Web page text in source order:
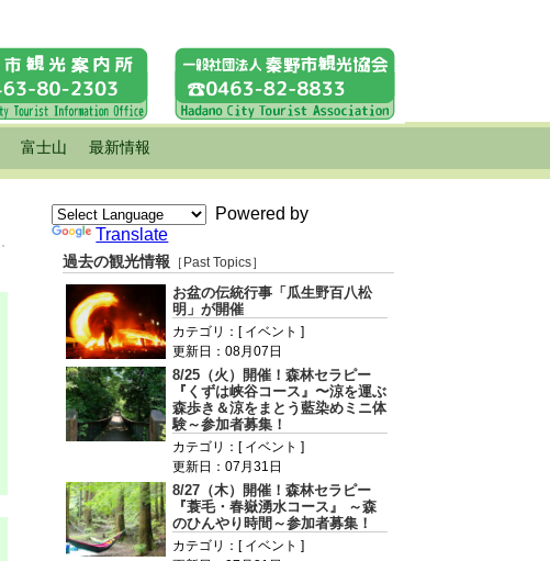
富士山 最新情報
Powered by
Translate
過去の観光情報 ［Past Topics］
お盆の伝統行事「瓜生野百八松
明」が開催
カテゴリ：[ イベント ]
更新日：08月07日
8/25（火）開催！森林セラピー
『くずは峡谷コース』〜涼を運ぶ
森歩き＆涼をまとう藍染めミニ体
験～参加者募集！
カテゴリ：[ イベント ]
更新日：07月31日
8/27（木）開催！森林セラピー
『蓑毛・春嶽湧水コース』 ～森
のひんやり時間～参加者募集！
カテゴリ：[ イベント ]